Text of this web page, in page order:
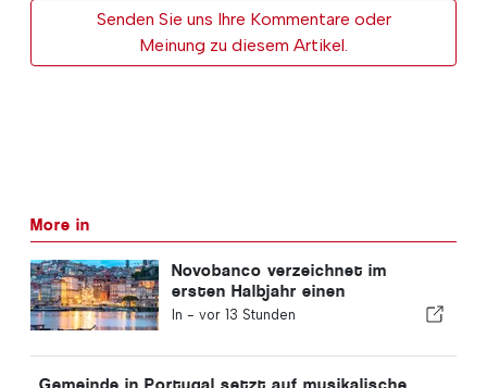
Senden Sie uns Ihre Kommentare oder
Meinung zu diesem Artikel.
More in
Novobanco verzeichnet im
ersten Halbjahr einen
Gewinnrückgang von 15,6
In - vor 13 Stunden